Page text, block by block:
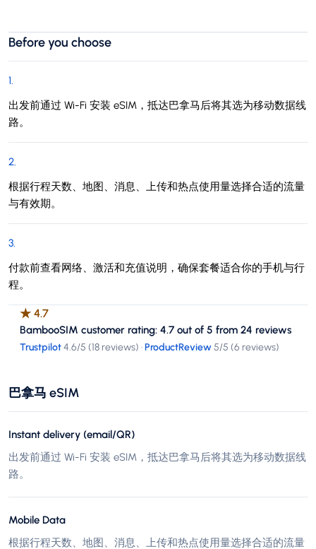
Before you choose
1.
出发前通过 Wi-Fi 安装 eSIM，抵达巴拿马后将其选为移动数据线
路。
2.
根据行程天数、地图、消息、上传和热点使用量选择合适的流量
与有效期。
3.
付款前查看网络、激活和充值说明，确保套餐适合你的手机与行
程。
★ 4.7
BambooSIM customer rating: 4.7 out of 5 from 24 reviews
Trustpilot4.6/5 (18 reviews) ·ProductReview5/5 (6 reviews)
巴拿马 eSIM
Instant delivery (email/QR)
出发前通过 Wi-Fi 安装 eSIM，抵达巴拿马后将其选为移动数据线
路。
Mobile Data
根据行程天数、地图、消息、上传和热点使用量选择合适的流量